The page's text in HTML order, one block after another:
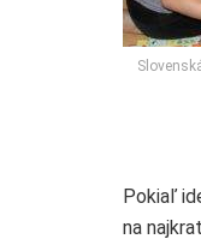
Pokiaľ
na